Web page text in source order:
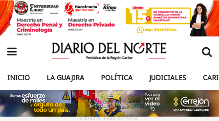
INICIO LA GUAJIRA POLÍTICA JUDICIALES
ANUNCIO PUBLICITARIO